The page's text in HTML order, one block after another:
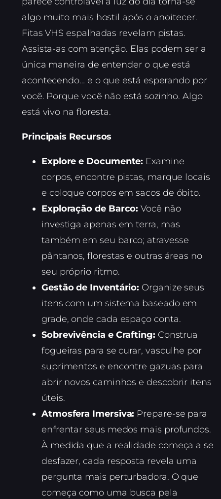
algo muito mais hostil após o anoitecer.
Fitas VHS espalhadas revelam pistas.
Assista-as com atenção. Elas podem ser a
única maneira de entender o que está
acontecendo… e o que está esperando por
você. Porque você não está sozinho. Algo
está vivo na floresta.
Principais Recursos
Explore e Documente: Examine
corpos, encontre pistas, marque locais
e coloque corpos em sacos de óbito.
Exploração de Barco: Você não
investiga apenas em terra, mas
também em seu barco; atravesse
pântanos, florestas e outras áreas no
seu próprio ritmo.
Gestão de Inventário: Organize seus
itens com um sistema baseado em
grade, onde cada espaço conta.
Sobrevivência e Crafting: Construa
fogueiras para se curar, vasculhe por
suprimentos e encontre gazuas para
abrir novos caminhos e descobrir itens
úteis.
Atmosfera Imersiva: Prepare-se para
enfrentar seus medos mais profundos.
À medida que a realidade começa a se
desfazer, cada resposta revela uma
pergunta mais perturbadora. O que
começa como uma busca pela